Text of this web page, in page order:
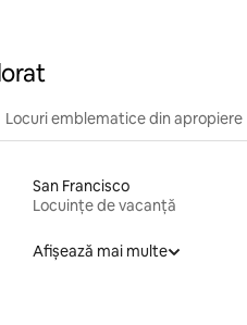
Locuri emblematice din apropiere
San Francisco
Locuințe de vacanță
Afișează mai multe